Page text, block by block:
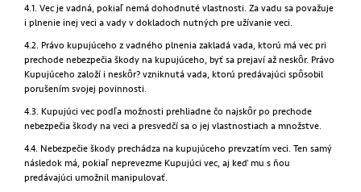
4.1. Vec je vadná, pokiaľ nemá dohodnuté vlastnosti. Za vadu sa považuje
i plnenie inej veci a vady v dokladoch nutných pre užívanie veci.
4.2. Právo kupujúceho z vadného plnenia zakladá vada, ktorú má vec pri
prechode nebezpečia škody na kupujúceho, byť sa prejaví až neskôr. Právo
Kupujúceho založí i neskôr? vzniknutá vada, ktorú predávajúci spôsobil
porušením svojej povinnosti.
4.3. Kupujúci vec podľa možnosti prehliadne čo najskôr po prechode
nebezpečia škody na veci a presvedčí sa o jej vlastnostiach a množstve.
4.4. Nebezpečie škody prechádza na kupujúceho prevzatím veci. Ten samý
následok má, pokiaľ neprevezme Kupujúci vec, aj keď mu s ňou
predávajúci umožnil manipulovať.